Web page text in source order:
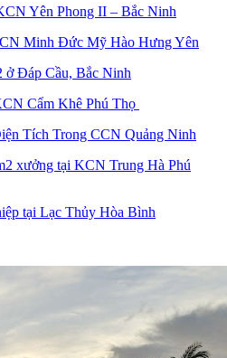
Yên Phong II – Bắc Ninh
Minh Đức Mỹ Hào Hưng Yên
ở Đáp Cầu, Bắc Ninh
Cẩm Khê Phú Thọ
Tích Trong CCN Quảng Ninh
xưởng tại KCN Trung Hà Phú
tại Lạc Thủy Hòa Bình